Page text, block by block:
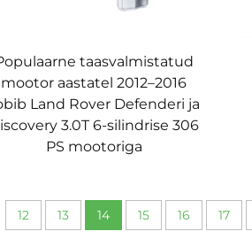
taasvalmistatud
mootor aastatel 2012–2016
Land Rover Defenderi ja
3.0T 6-silindrise 306
PS mootoriga
12 13 14 15 16 17